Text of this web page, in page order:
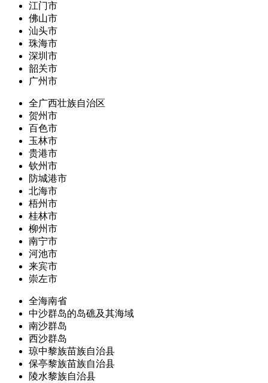
江门市
佛山市
汕头市
珠海市
深圳市
韶关市
广州市
全广西壮族自治区
贺州市
百色市
玉林市
贵港市
钦州市
防城港市
北海市
梧州市
桂林市
柳州市
南宁市
河池市
来宾市
崇左市
全海南省
中沙群岛的岛礁及其海域
南沙群岛
西沙群岛
琼中黎族苗族自治县
保亭黎族苗族自治县
陵水黎族自治县